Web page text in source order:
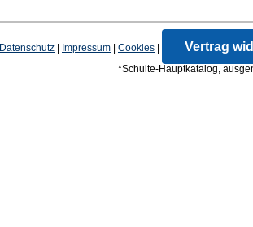
Datenschutz Impressum Cookies Vertrag
*Schulte-Hauptkatalog,